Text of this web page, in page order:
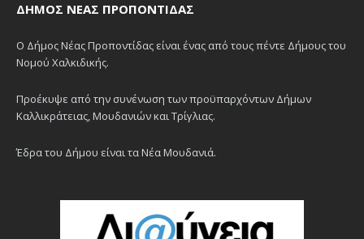
ΔΉΜΟΣ ΝΈΑΣ ΠΡΟΠΟΝΤΊΔΑΣ
Ο Δήμος Νέας Προποντίδας είναι ένας από τους πέντε Δήμους του
Νομού Χαλκιδικής.
Προέκυψε από την συνένωση των προϋπαρχόντων Δήμων
Καλλικράτειας, Μουδανιών και Τρίγλιας.
Έδρα του Δήμου είναι τα Νέα Μουδανιά.